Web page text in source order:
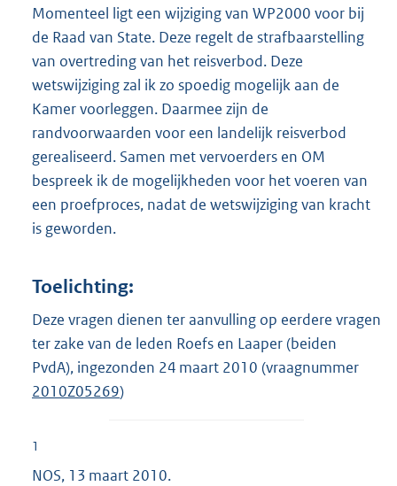
Momenteel ligt een wijziging van WP2000 voor bij
de Raad van State. Deze regelt de strafbaarstelling
van overtreding van het reisverbod. Deze
wetswijziging zal ik zo spoedig mogelijk aan de
Kamer voorleggen. Daarmee zijn de
randvoorwaarden voor een landelijk reisverbod
gerealiseerd. Samen met vervoerders en OM
bespreek ik de mogelijkheden voor het voeren van
een proefproces, nadat de wetswijziging van kracht
is geworden.
Toelichting:
Deze vragen dienen ter aanvulling op eerdere vragen
ter zake van de leden Roefs en Laaper (beiden
PvdA), ingezonden 24 maart 2010 (vraagnummer
2010Z05269)
1
NOS, 13 maart 2010.